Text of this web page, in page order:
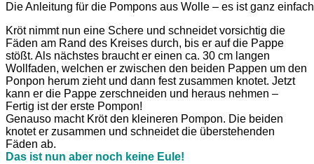
Die Anleitung für die Pompons aus Wolle – es ist ganz
Kröt nimmt nun eine Schere und schneidet vorsichtig die
Fäden am Rand des Kreises durch, bis er auf die Pappe
stößt. Als nächstes braucht er einen ca. 30 cm langen
Wollfaden, welchen er zwischen den beiden Pappen um den
Ponpon herum zieht und dann fest zusammen knotet. Jetzt
kann er die Pappe zerschneiden und heraus nehmen –
Fertig ist der erste Pompon!
Genauso macht Kröt den kleineren Pompon. Die beiden
knotet er zusammen und schneidet die überstehenden
Fäden ab.
Das ist nun aber noch keine Eule!